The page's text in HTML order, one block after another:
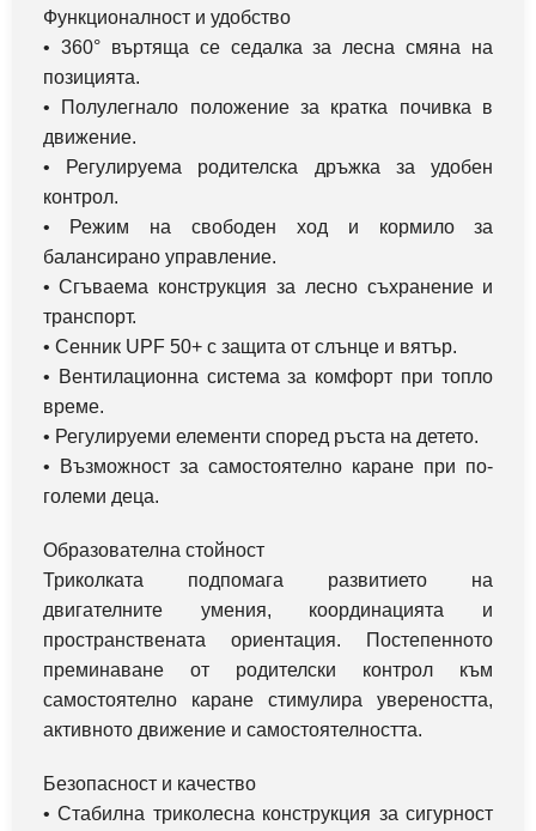
Функционалност и удобство
• 360° въртяща се седалка за лесна смяна на
позицията.
• Полулегнало положение за кратка почивка в
движение.
• Регулируема родителска дръжка за удобен
контрол.
• Режим на свободен ход и кормило за
балансирано управление.
• Сгъваема конструкция за лесно съхранение и
транспорт.
• Сенник UPF 50+ с защита от слънце и вятър.
• Вентилационна система за комфорт при топло
време.
• Регулируеми елементи според ръста на детето.
• Възможност за самостоятелно каране при по-
големи деца.
Образователна стойност
Триколката подпомага развитието на
двигателните умения, координацията и
пространствената ориентация. Постепенното
преминаване от родителски контрол към
самостоятелно каране стимулира увереността,
активното движение и самостоятелността.
Безопасност и качество
• Стабилна триколесна конструкция за сигурност